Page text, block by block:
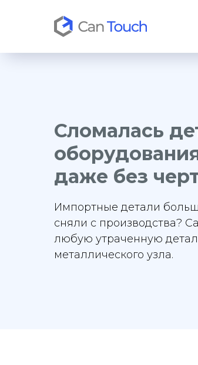
Сломалась
даже без
Импортные детали
сняли с производства?
любую утраченную
металлического узла.